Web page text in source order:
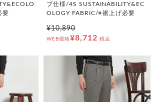
要
ブ仕様/4S SUSTAINABILITY&EC
OLOGY FABRIC/※裾上げ必要
¥10,890
WEB価格¥8,712 税込